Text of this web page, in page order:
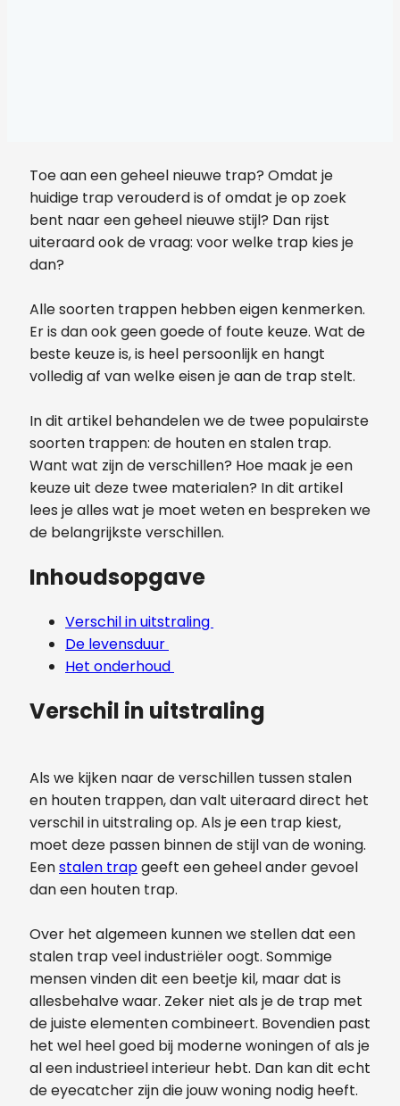
Toe aan een geheel nieuwe trap? Omdat je
huidige trap verouderd is of omdat je op zoek
bent naar een geheel nieuwe stijl? Dan rijst
uiteraard ook de vraag: voor welke trap kies je
dan?
Alle soorten trappen hebben eigen kenmerken.
Er is dan ook geen goede of foute keuze. Wat de
beste keuze is, is heel persoonlijk en hangt
volledig af van welke eisen je aan de trap stelt.
In dit artikel behandelen we de twee populairste
soorten trappen: de houten en stalen trap.
Want wat zijn de verschillen? Hoe maak je een
keuze uit deze twee materialen? In dit artikel
lees je alles wat je moet weten en bespreken we
de belangrijkste verschillen.
Inhoudsopgave
Verschil in uitstraling
De levensduur
Het onderhoud
Verschil in uitstraling
Als we kijken naar de verschillen tussen stalen
en houten trappen, dan valt uiteraard direct het
verschil in uitstraling op. Als je een trap kiest,
moet deze passen binnen de stijl van de woning.
Eenstalen trapgeeft een geheel ander gevoel
dan een houten trap.
Over het algemeen kunnen we stellen dat een
stalen trap veel industriëler oogt. Sommige
mensen vinden dit een beetje kil, maar dat is
allesbehalve waar. Zeker niet als je de trap met
de juiste elementen combineert. Bovendien past
het wel heel goed bij moderne woningen of als je
al een industrieel interieur hebt. Dan kan dit echt
de eyecatcher zijn die jouw woning nodig heeft.